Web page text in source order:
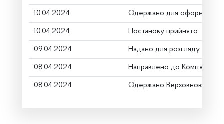
10.04.2024 Одержано для оформлення
10.04.2024 Постанову прийнято
09.04.2024 Надано для розгляду
08.04.2024 Направлено до Комітету
08.04.2024 Одержано Верховною